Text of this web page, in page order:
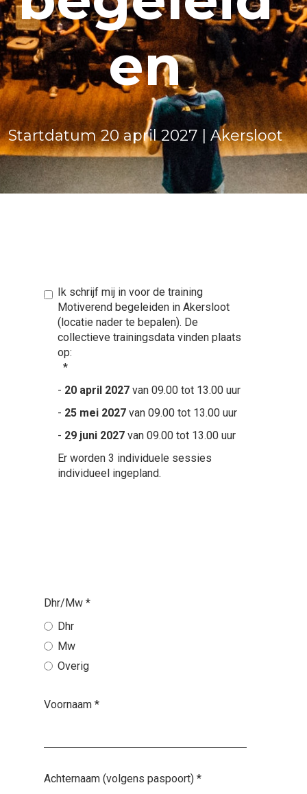
en
Startdatum 20 april 2027 | Akersloot
Ik schrijf mij in voor de training
Motiverend begeleiden in Akersloot
(locatie nader te bepalen). De
collectieve trainingsdata vinden plaats
op:
*
- 20 april 2027 van 09.00 tot 13.00 uur
- 25 mei 2027 van 09.00 tot 13.00 uur
- 29 juni 2027 van 09.00 tot 13.00 uur
Er worden 3 individuele sessies
individueel ingepland.
Dhr/Mw *
Dhr
Mw
Overig
Voornaam *
Achternaam (volgens paspoort) *